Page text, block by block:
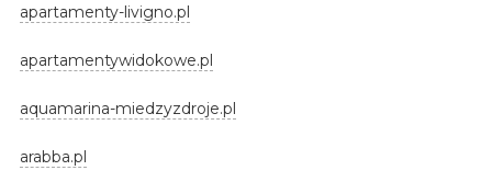
apartamenty-livigno.pl
apartamentywidokowe.pl
aquamarina-miedzyzdroje.pl
arabba.pl